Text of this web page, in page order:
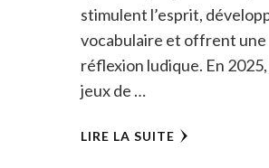
stimulent l’esprit,
vocabulaire et offrent une
réflexion ludique. En 2025,
jeux de …
LIRE LA SUITE